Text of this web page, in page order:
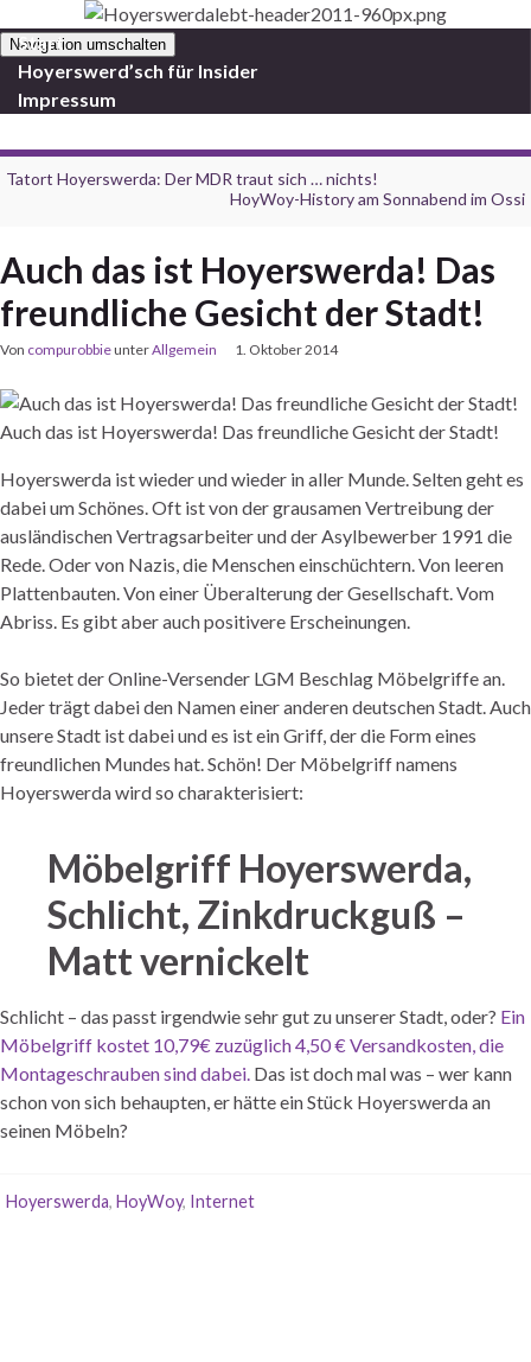
Navigation umschalten
Start
Hoyerswerd’sch für Insider
Impressum
Tatort Hoyerswerda: Der MDR traut sich … nichts!
HoyWoy-History am Sonnabend im Ossi
Auch das ist Hoyerswerda! Das
freundliche Gesicht der Stadt!
Von compurobbieunterAllgemein 1. Oktober 2014
Auch das ist Hoyerswerda! Das freundliche Gesicht der Stadt!
Hoyerswerda ist wieder und wieder in aller Munde. Selten geht es
dabei um Schönes. Oft ist von der grausamen Vertreibung der
ausländischen Vertragsarbeiter und der Asylbewerber 1991 die
Rede. Oder von Nazis, die Menschen einschüchtern. Von leeren
Plattenbauten. Von einer Überalterung der Gesellschaft. Vom
Abriss. Es gibt aber auch positivere Erscheinungen.
So bietet der Online-Versender LGM Beschlag Möbelgriffe an.
Jeder trägt dabei den Namen einer anderen deutschen Stadt. Auch
unsere Stadt ist dabei und es ist ein Griff, der die Form eines
freundlichen Mundes hat. Schön! Der Möbelgriff namens
Hoyerswerda wird so charakterisiert:
Möbelgriff Hoyerswerda,
Schlicht, Zinkdruckguß –
Matt vernickelt
Schlicht – das passt irgendwie sehr gut zu unserer Stadt, oder? Ein
Möbelgriff kostet 10,79€ zuzüglich 4,50 € Versandkosten, die
Montageschrauben sind dabei. Das ist doch mal was – wer kann
schon von sich behaupten, er hätte ein Stück Hoyerswerda an
seinen Möbeln?
Hoyerswerda, HoyWoy, Internet